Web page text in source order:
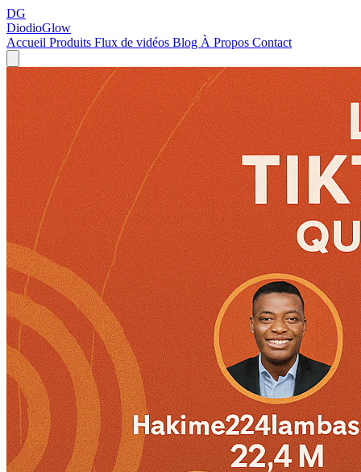
DG
DiodioGlow
Accueil Produits Flux de vidéos Blog À Propos Contact